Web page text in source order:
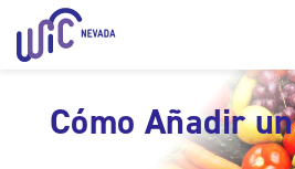
Cómo Añadir